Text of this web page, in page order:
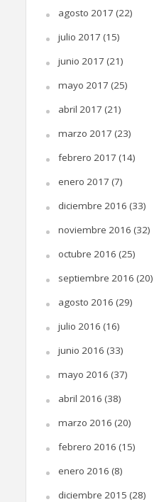
agosto 2017 (22)
julio 2017 (15)
junio 2017 (21)
mayo 2017 (25)
abril 2017 (21)
marzo 2017 (23)
febrero 2017 (14)
enero 2017 (7)
diciembre 2016 (33)
noviembre 2016 (32)
octubre 2016 (25)
septiembre 2016 (20)
agosto 2016 (29)
julio 2016 (16)
junio 2016 (33)
mayo 2016 (37)
abril 2016 (38)
marzo 2016 (20)
febrero 2016 (15)
enero 2016 (8)
diciembre 2015 (28)